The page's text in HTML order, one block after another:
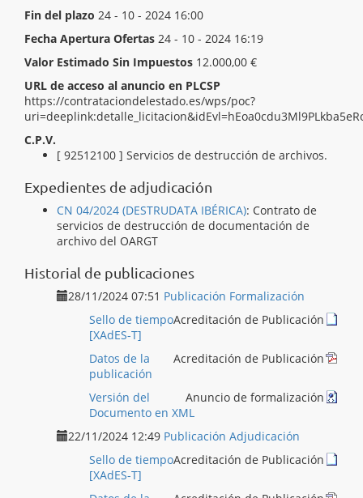
Fin del plazo 24 - 10 - 2024 16:00
Fecha Apertura Ofertas 24 - 10 - 2024 16:19
Valor Estimado Sin Impuestos 12.000,00 €
URL de acceso al anuncio en PLCSP
https://contrataciondelestado.es/wps/poc?
C.P.V.
[ 92512100 ] Servicios de destrucción de archivos.
Expedientes de adjudicación
CN 04/2024 (DESTRUDATA IBÉRICA): Contrato de
servicios de destrucción de documentación de
archivo del OARGT
Historial de publicaciones
28/11/2024 07:51 Publicación Formalización
Acreditación de Publicación
Sello de tiempo
[XAdES-T]
Acreditación de Publicación
Datos de la
publicación
Anuncio de formalización
Versión del
Documento en XML
22/11/2024 12:49 Publicación Adjudicación
Acreditación de Publicación
Sello de tiempo
[XAdES-T]